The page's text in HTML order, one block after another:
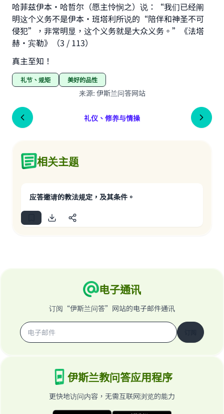
哈菲兹伊本·哈哲尔（愿主怜悯之）说：“我们已经阐
明这个义务不是伊本·班塔利所说的“陪伴和神圣不可
侵犯”，非常明显，这个义务就是大众义务。”《法塔
赫·宾勒》（3 / 113）
真主至知！
礼节、规矩 美好的品性
来源: 伊斯兰问答网站
礼仪、修养与情操
相关主题
应答邀请的教法规定，及其条件。
电子通讯
订阅“伊斯兰问答”网站的电子邮件通讯
伊斯兰教问答应用程序
更快地访问内容，无需互联网浏览的能力